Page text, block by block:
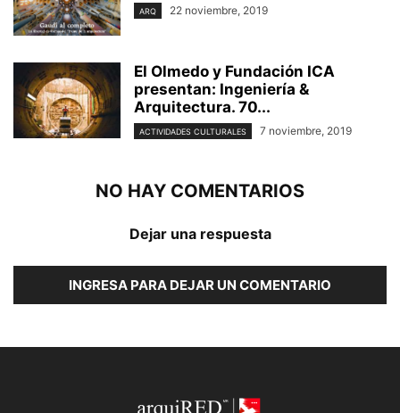
ARQ 22 noviembre, 2019
El Olmedo y Fundación ICA
presentan: Ingeniería &
Arquitectura. 70...
ACTIVIDADES CULTURALES 7 noviembre, 2019
NO HAY COMENTARIOS
Dejar una respuesta
INGRESA PARA DEJAR UN COMENTARIO